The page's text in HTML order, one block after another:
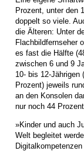
Prozent, unter den
doppelt so viele.
die Älteren: Unter
Flachbildfernseher
es fast die Hälfte
zwischen 6 und 9
10- bis 12-Jährigen
Prozent) jeweils
an den Konsolen
nur noch 44
»Kinder und auch
Welt begleitet